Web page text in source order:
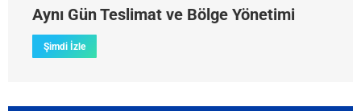
Aynı Gün Teslimat ve Bölge Yönetimi
Şimdi İzle